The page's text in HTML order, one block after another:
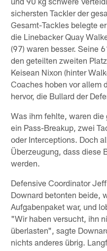
sichersten Tackler der
Gesamt-Tackles belegte
die Linebacker Quay
(97) waren besser. Seine
den geteilten zweiten
Keisean Nixon (hinter
Coaches hoben vor allem
hervor, die Bullard der
Was ihm fehlte, waren
ein Pass-Breakup, zwei
oder Interceptions. Doch
Überzeugung, dass diese
werden.
Defensive Coordinator
Downard betonten beide,
Aufgabenpaket war, und
"Wir haben versucht, ihn
überlasten", sagte
nichts anderes übrig.